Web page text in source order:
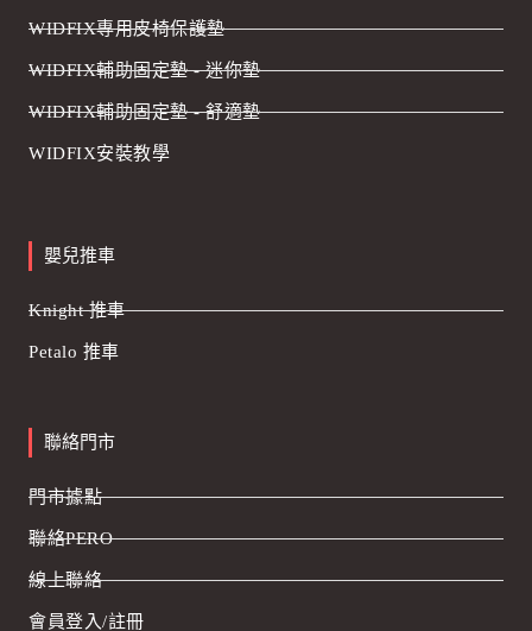
WIDFIX專用皮椅保護墊
WIDFIX輔助固定墊 - 迷你墊
WIDFIX輔助固定墊 - 舒適墊
WIDFIX安裝教學
嬰兒推車
Knight 推車
Petalo 推車
聯絡門市
門市據點
聯絡PERO
線上聯絡
會員登入/註冊